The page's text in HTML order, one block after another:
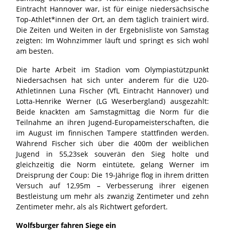
Eintracht Hannover war, ist für einige niedersächsische
Top-Athlet*innen der Ort, an dem täglich trainiert wird.
Die Zeiten und Weiten in der Ergebnisliste von Samstag
zeigten: Im Wohnzimmer läuft und springt es sich wohl
am besten.
Die harte Arbeit im Stadion vom Olympiastützpunkt
Niedersachsen hat sich unter anderem für die U20-
Athletinnen Luna Fischer (VfL Eintracht Hannover) und
Lotta-Henrike Werner (LG Weserbergland) ausgezahlt:
Beide knackten am Samstagmittag die Norm für die
Teilnahme an ihren Jugend-Europameisterschaften, die
im August im finnischen Tampere stattfinden werden.
Während Fischer sich über die 400m der weiblichen
Jugend in 55,23sek souverän den Sieg holte und
gleichzeitig die Norm eintütete, gelang Werner im
Dreisprung der Coup: Die 19-Jährige flog in ihrem dritten
Versuch auf 12,95m – Verbesserung ihrer eigenen
Bestleistung um mehr als zwanzig Zentimeter und zehn
Zentimeter mehr, als als Richtwert gefordert.
Wolfsburger fahren Siege ein